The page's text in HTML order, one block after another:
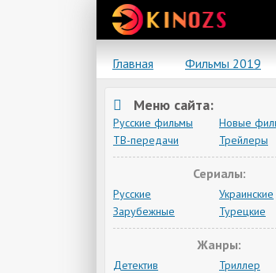
Главная Фильмы 2019
Меню сайта:
Русские фильмы
Новые
ТВ-передачи
Трейлеры
Сериалы:
Русские
Украинские
Зарубежные
Турецкие
Жанры:
Детектив
Триллер